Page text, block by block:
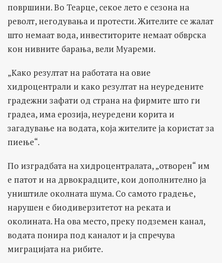
површини. Во Теарце, секое лето е сезона на
револт, негодувања и протести. Жителите се жалат
што немаат вода, инвеститорите немаат обврска
кон нивните барања, вели Муареми.
„Како резултат на работата на овие
хидроцентрали и како резултат на неуредените
градежни зафати од страна на фирмите што ги
градеа, има ерозија, неуредени корита и
загадување на водата, која жителите ја користат за
пиење“.
По изградбата на хидроцентралата, „отворен“ им
е патот и на дрвокрадците, кои дополнително ја
уништиле околната шума. Со самото градење,
нарушен е биодиверзитетот на реката и
околината. На ова место, преку подземен канал,
водата понира под каналот и ја спречува
миграцијата на рибите.